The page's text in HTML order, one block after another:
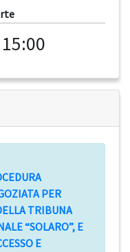
PER
TRIBUNA
“SOLARO”, E
E